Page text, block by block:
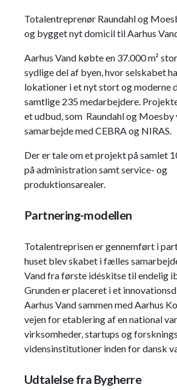
Totalentreprenør Raundahl og
og bygget nyt domicil til Aarhus
Aarhus Vand købte en 37.000 m²
sydlige del af byen, hvor selskabet
lokationer i et nyt stort og moderne
samtlige 235 medarbejdere.
et udbud, som Raundahl og Moesby
samarbejde med CEBRA og NIRAS.
Der er tale om et projekt på samlet
på administration samt service- og
produktionsarealer.
Partnering-modellen
Totalentreprisen er gennemført i
huset blev skabet i fælles
Vand fra første idéskitse til endelig
Grunden er placeret i et
Aarhus Vand sammen med Aarhus
vejen for etablering af en national
virksomheder, startups og
vidensinstitutioner inden for dansk
Udtalelse fra Bygherre